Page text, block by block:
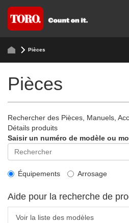
Pièces
Pièces
Rechercher des Pièces, Manuels,
Détails produits
Saisir un numéro de modèle ou
Équipements Arrosage
Aide pour la recherche de
Voir la liste des modèles